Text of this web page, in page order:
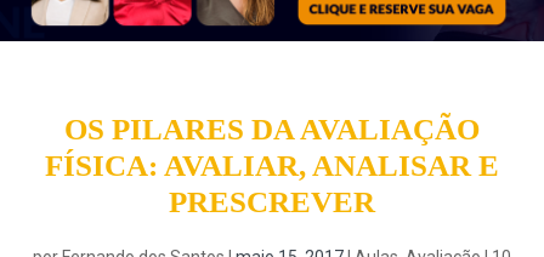
OS PILARES DA AVALIAÇÃO
FÍSICA: AVALIAR, ANALISAR E
PRESCREVER